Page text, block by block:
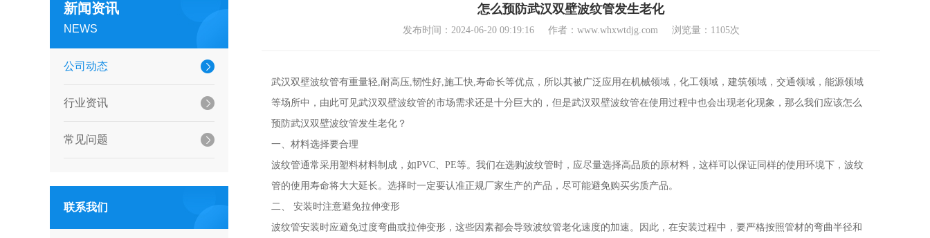
新闻资讯
NEWS
公司动态
行业资讯
常见问题
联系我们
怎么预防武汉双壁波纹管发生老化
发布时间：2024-06-20 09:19:16 作者：www.whxwtdjg.com 浏览量：1105次
武汉双壁波纹管有重量轻,耐高压,韧性好,施工快,寿命长等优点，所以其被广泛应用在机械领域，化工领域，建筑领域，交通领域，能源领域
等场所中，由此可见武汉双壁波纹管的市场需求还是十分巨大的，但是武汉双壁波纹管在使用过程中也会出现老化现象，那么我们应该怎么
预防武汉双壁波纹管发生老化？
一、材料选择要合理
波纹管通常采用塑料材料制成，如PVC、PE等。我们在选购波纹管时，应尽量选择高品质的原材料，这样可以保证同样的使用环境下，波纹
管的使用寿命将大大延长。选择时一定要认准正规厂家生产的产品，尽可能避免购买劣质产品。
二、 安装时注意避免拉伸变形
波纹管安装时应避免过度弯曲或拉伸变形，这些因素都会导致波纹管老化速度的加速。因此，在安装过程中，要严格按照管材的弯曲半径和